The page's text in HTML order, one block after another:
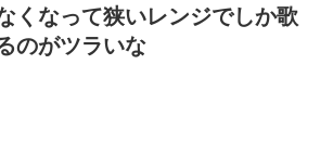
くなって狭いレンジでしか歌
のがツラいな